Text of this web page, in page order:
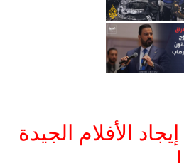
الأفلام الجيدة